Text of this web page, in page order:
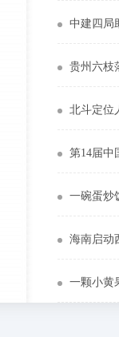
第14届中
海南启动